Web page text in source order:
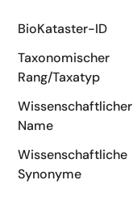
BioKataster-ID
Taxonomischer
Rang/Taxatyp
Wissenschaftlicher
Name
Wissenschaftliche
Synonyme